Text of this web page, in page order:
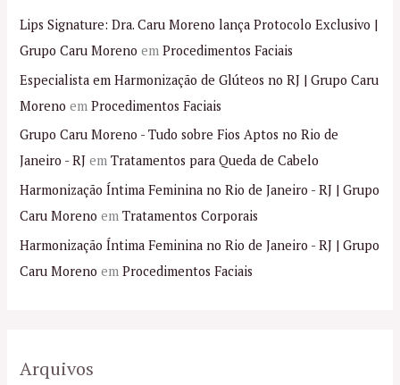
Lips Signature: Dra. Caru Moreno lança Protocolo Exclusivo |
Grupo Caru Moreno emProcedimentos Faciais
Especialista em Harmonização de Glúteos no RJ | Grupo Caru
Moreno emProcedimentos Faciais
Grupo Caru Moreno - Tudo sobre Fios Aptos no Rio de
Janeiro - RJ emTratamentos para Queda de Cabelo
Harmonização Íntima Feminina no Rio de Janeiro - RJ | Grupo
Caru Moreno emTratamentos Corporais
Harmonização Íntima Feminina no Rio de Janeiro - RJ | Grupo
Caru Moreno emProcedimentos Faciais
Arquivos